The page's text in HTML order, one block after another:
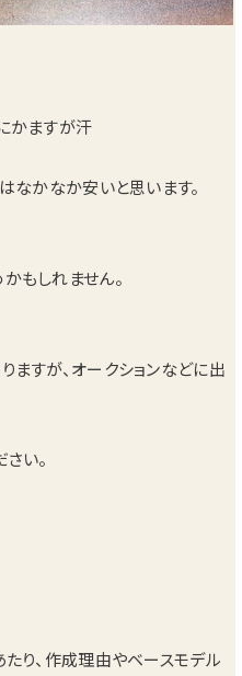
かますが汗
なかなか安いと思います。
もしれません。
すが、オークションなどに出
い。
り、作成理由やベースモデル